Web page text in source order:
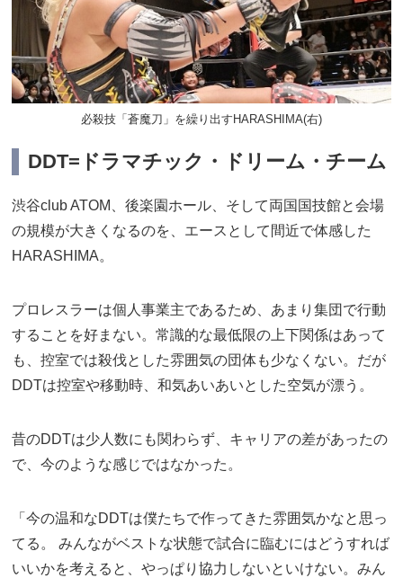
必殺技「蒼魔刀」を繰り出すHARASHIMA(右)
DDT=ドラマチック・ドリーム・チーム
渋谷club ATOM、後楽園ホール、そして両国国技館と会場
の規模が大きくなるのを、エースとして間近で体感した
HARASHIMA。
プロレスラーは個人事業主であるため、あまり集団で行動
することを好まない。常識的な最低限の上下関係はあって
も、控室では殺伐とした雰囲気の団体も少なくない。だが
DDTは控室や移動時、和気あいあいとした空気が漂う。
昔のDDTは少人数にも関わらず、キャリアの差があったの
で、今のような感じではなかった。
「今の温和なDDTは僕たちで作ってきた雰囲気かなと思っ
てる。 みんながベストな状態で試合に臨むにはどうすれば
いいかを考えると、やっぱり協力しないといけない。みん